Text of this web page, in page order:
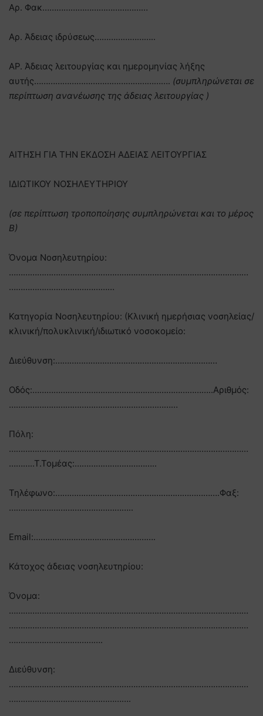
Αρ. Φακ………………………………………
Αρ. Άδειας ιδρύσεως……………………..
ΑΡ. Άδειας λειτουργίας και ημερομηνίας λήξης
αυτής…………………………………………………. (συμπληρώνεται σε
περίπτωση ανανέωσης της άδειας λειτουργίας )
ΑΙΤΗΣΗ ΓΙΑ ΤΗΝ ΕΚΔΟΣΗ ΑΔΕΙΑΣ ΛΕΙΤΟΥΡΓΙΑΣ
ΙΔΙΩΤΙΚΟΥ ΝΟΣΗΛΕΥΤΗΡΙΟΥ
(σε περίπτωση τροποποίησης συμπληρώνεται και το μέρος
Β)
Όνομα Νοσηλευτηρίου:
…………………………………………………………………………………………
………………………………………
Κατηγορία Νοσηλευτηρίου: (Κλινική ημερήσιας νοσηλείας/
κλινική/πολυκλινική/ιδιωτικό νοσοκομείο:
Διεύθυνση:……………………………………………………………
Οδός:…………………………………………………………………..Αριθμός:
………………………………………………………………
Πόλη:
…………………………………………………………………………………………
………..Τ.Τομέας:……………………………..
Τηλέφωνο:…………………………………………………………….Φαξ:
……………………………………………..
Email:…………………………………………….
Κάτοχος άδειας νοσηλευτηρίου:
Όνομα:
…………………………………………………………………………………………
…………………………………………………………………………………………
………………………………….
Διεύθυνση:
…………………………………………………………………………………………
…………………………………………….